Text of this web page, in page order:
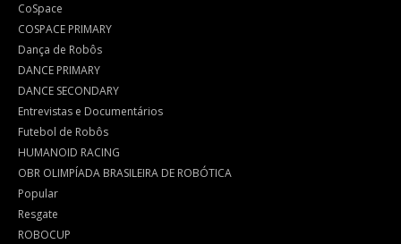
CoSpace
COSPACE PRIMARY
Dança de Robôs
DANCE PRIMARY
DANCE SECONDARY
Entrevistas e Documentários
Futebol de Robôs
HUMANOID RACING
OBR OLIMPÍADA BRASILEIRA DE ROBÓTICA
Popular
Resgate
ROBOCUP